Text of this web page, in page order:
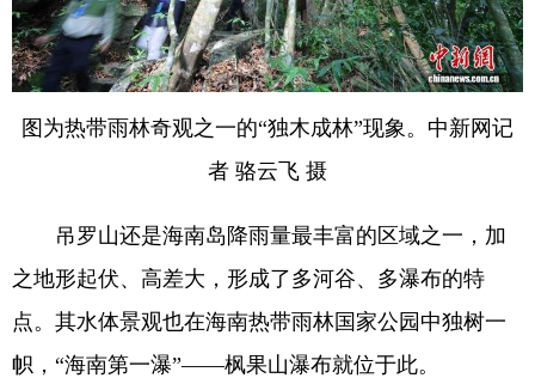
图为热带雨林奇观之一的“独木成林”现象。中新网记
者 骆云飞 摄
吊罗山还是海南岛降雨量最丰富的区域之一，加
之地形起伏、高差大，形成了多河谷、多瀑布的特
点。其水体景观也在海南热带雨林国家公园中独树一
帜，“海南第一瀑”——枫果山瀑布就位于此。